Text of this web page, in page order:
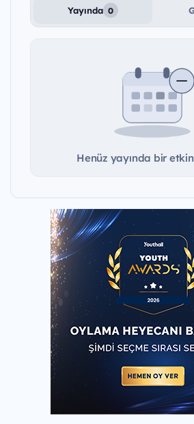
Yayında 0
Henüz yayında bir